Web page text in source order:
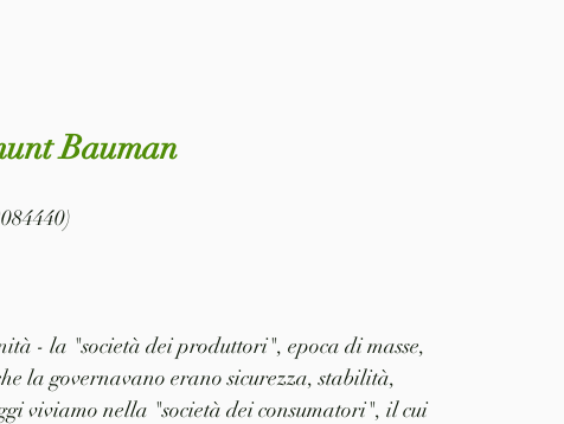
Bauman
- la "società dei produttori", epoca di masse,
la governavano erano sicurezza, stabilità,
viviamo nella "società dei consumatori", il cui